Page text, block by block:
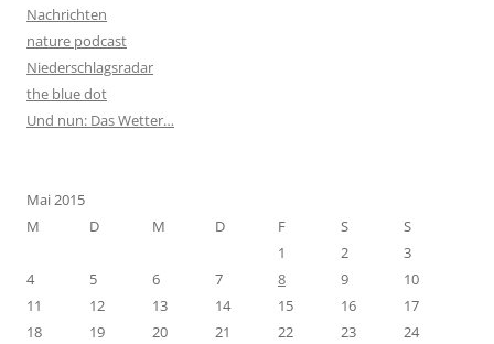
Nachrichten
nature podcast
Niederschlagsradar
the blue dot
Und nun: Das Wetter…
Mai 2015
M
D M D F S
S
1
2
3
4
5 6 7 8 9
10
11
12 13 14 15 16
17
18
19 20 21 22 23
24